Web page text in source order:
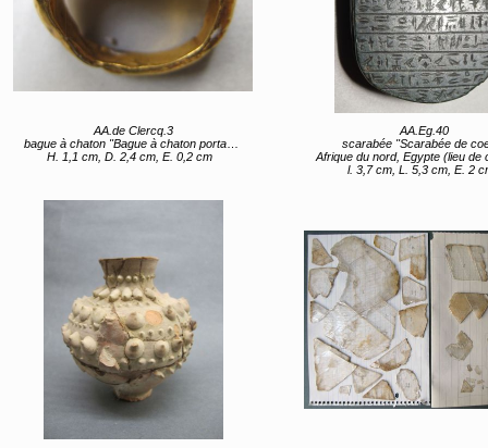
AA.de Clercq.3
bague à chaton "Bague à chaton portant la représentation d’une tête d’homme."
H. 1,1 cm, D. 2,4 cm, E. 0,2 cm
AA.Eg.40
scarabée "Scarabée de
Afrique du nord, Egypte (lieu de
l. 3,7 cm, L. 5,3 cm, E. 2